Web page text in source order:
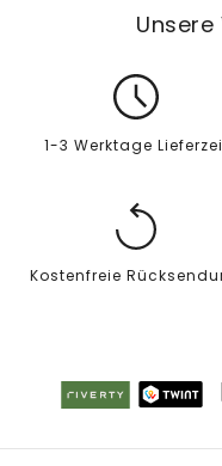
1-3 Werktage
Kostenfreie